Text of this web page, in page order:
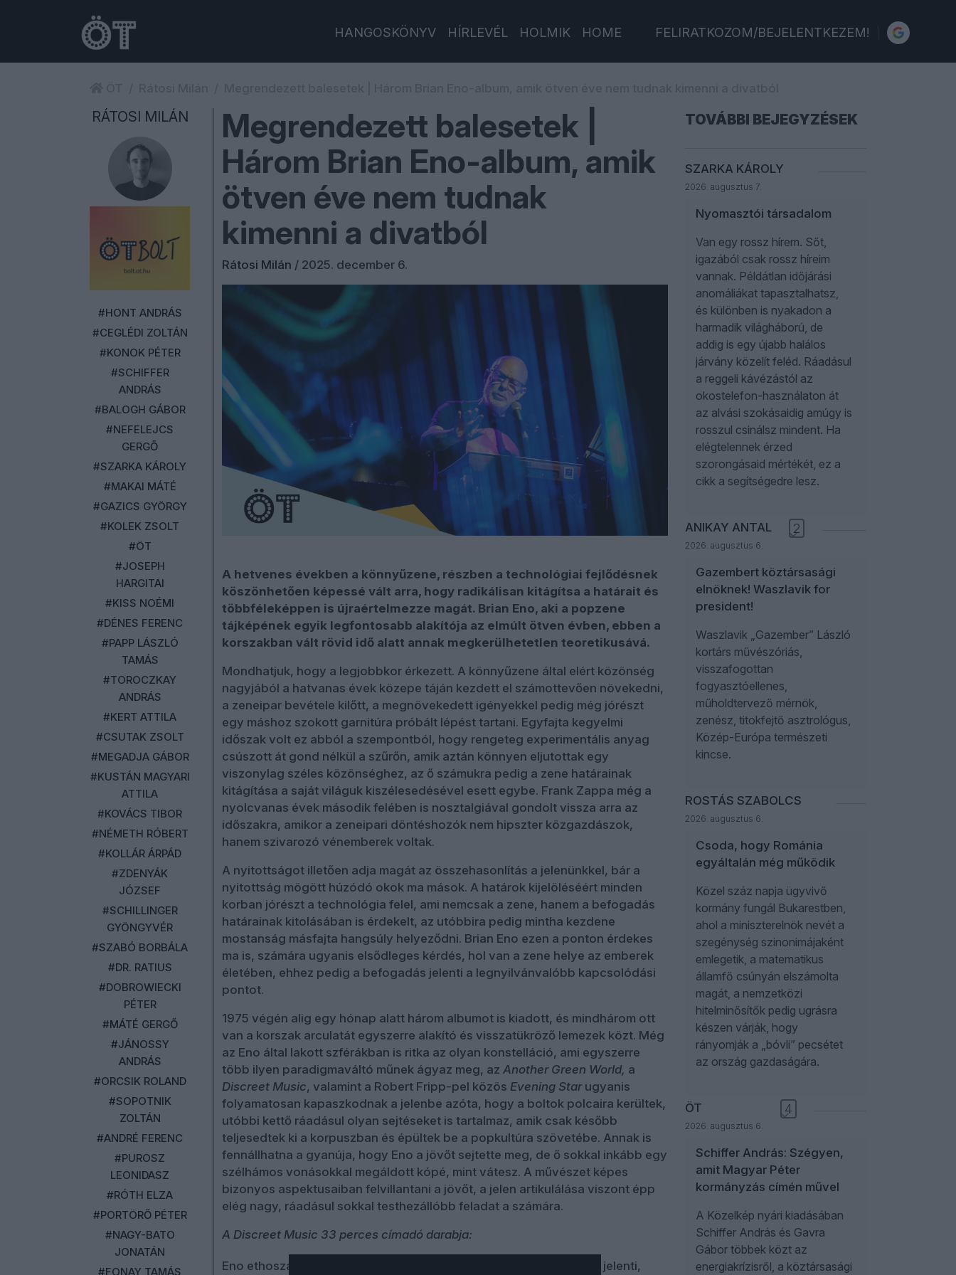
HANGOSKÖNYV HÍRLEVÉL HOLMIK HOME FELIRATKOZOM/BEJELENTKEZEM!
Megrendezett balesetek |
Három Brian Eno-album, amik
ötven éve nem tudnak
kimenni a divatból
Rátosi Milán / 2025. december 6.
A hetvenes években a könnyűzene, részben a technológiai fejlődésnek
köszönhetően képessé vált arra, hogy radikálisan kitágítsa a határait és
többféleképpen is újraértelmezze magát. Brian Eno, aki a popzene
tájképének egyik legfontosabb alakítója az elmúlt ötven évben, ebben a
korszakban vált rövid idő alatt annak megkerülhetetlen teoretikusává.
Mondhatjuk, hogy a legjobbkor érkezett. A könnyűzene által elért közönség
nagyjából a hatvanas évek közepe táján kezdett el számottevően növekedni,
a zeneipar bevétele kilőtt, a megnövekedett igényekkel pedig még jórészt
egy máshoz szokott garnitúra próbált lépést tartani. Egyfajta kegyelmi
időszak volt ez abból a szempontból, hogy rengeteg experimentális anyag
csúszott át gond nélkül a szűrőn, amik aztán könnyen eljutottak egy
viszonylag széles közönséghez, az ő számukra pedig a zene határainak
kitágítása a saját világuk kiszélesedésével esett egybe. Frank Zappa még a
nyolcvanas évek második felében is nosztalgiával gondolt vissza arra az
időszakra, amikor a zeneipari döntéshozók nem hipszter közgazdászok,
hanem szivarozó vénemberek voltak.
A nyitottságot illetően adja magát az összehasonlítás a jelenünkkel, bár a
nyitottság mögött húzódó okok ma mások. A határok kijelöléséért minden
korban jórészt a technológia felel, ami nemcsak a zene, hanem a befogadás
határainak kitolásában is érdekelt, az utóbbira pedig mintha kezdene
mostanság másfajta hangsúly helyeződni. Brian Eno ezen a ponton érdekes
ma is, számára ugyanis elsődleges kérdés, hol van a zene helye az emberek
életében, ehhez pedig a befogadás jelenti a legnyilvánvalóbb kapcsolódási
pontot.
1975 végén alig egy hónap alatt három albumot is kiadott, és mindhárom ott
van a korszak arculatát egyszerre alakító és visszatükröző lemezek közt. Még
az Eno által lakott szférákban is ritka az olyan konstelláció, ami egyszerre
több ilyen paradigmaváltó műnek ágyaz meg, az Another Green World, a
Discreet Music, valamint a Robert Fripp-pel közös Evening Starugyanis
folyamatosan kapaszkodnak a jelenbe azóta, hogy a boltok polcaira kerültek,
utóbbi kettő ráadásul olyan sejtéseket is tartalmaz, amik csak később
teljesedtek ki a korpuszban és épültek be a popkultúra szövetébe. Annak is
fennállhatna a gyanúja, hogy Eno a jövőt sejtette meg, de ő sokkal inkább egy
szélhámos vonásokkal megáldott kópé, mint vátesz. A művészet képes
bizonyos aspektusaiban felvillantani a jövőt, a jelen artikulálása viszont épp
elég nagy, ráadásul sokkal testhezállóbb feladat a számára.
A Discreet Music 33 perces címadó darabja:
Eno ethoszának legfontosabb forrását a londoni avantgárd közeg jelenti,
RÁTOSI MILÁN
#HONT ANDRÁS
#CEGLÉDI ZOLTÁN
#KONOK PÉTER
#SCHIFFER
ANDRÁS
#BALOGH GÁBOR
#NEFELEJCS
GERGŐ
#SZARKA KÁROLY
#MAKAI MÁTÉ
#GAZICS GYÖRGY
#KOLEK ZSOLT
#ÖT
#JOSEPH
HARGITAI
#KISS NOÉMI
#DÉNES FERENC
#PAPP LÁSZLÓ
TAMÁS
#TOROCZKAY
ANDRÁS
#KERT ATTILA
#CSUTAK ZSOLT
#MEGADJA GÁBOR
#KUSTÁN MAGYARI
ATTILA
#KOVÁCS TIBOR
#NÉMETH RÓBERT
#KOLLÁR ÁRPÁD
#ZDENYÁK
JÓZSEF
#SCHILLINGER
GYÖNGYVÉR
#SZABÓ BORBÁLA
#DR. RATIUS
#DOBROWIECKI
PÉTER
#MÁTÉ GERGŐ
#JÁNOSSY
ANDRÁS
#ORCSIK ROLAND
#SOPOTNIK
ZOLTÁN
#ANDRÉ FERENC
#PUROSZ
LEONIDASZ
#RÓTH ELZA
#PORTÖRŐ PÉTER
#NAGY-BATO
JONATÁN
#FONAY TAMÁS
TOVÁBBI BEJEGYZÉSEK
SZARKA KÁROLY
2026. augusztus 7.
Nyomasztói társadalom
Van egy rossz hírem. Sőt,
igazából csak rossz híreim
vannak. Példátlan időjárási
anomáliákat tapasztalhatsz,
és különben is nyakadon a
harmadik világháború, de
addig is egy újabb halálos
járvány közelít feléd. Ráadásul
a reggeli kávézástól az
okostelefon-használaton át
az alvási szokásaidig amúgy is
rosszul csinálsz mindent. Ha
elégtelennek érzed
szorongásaid mértékét, ez a
cikk a segítségedre lesz.
ANIKAY ANTAL
2026. augusztus 6.
2
Gazembert köztársasági
elnöknek! Waszlavik for
president!
Waszlavik „Gazember” László
kortárs művészóriás,
visszafogottan
fogyasztóellenes,
műholdtervező mérnök,
zenész, titokfejtő asztrológus,
Közép-Európa természeti
kincse.
ROSTÁS SZABOLCS
2026. augusztus 6.
Csoda, hogy Románia
egyáltalán még működik
Közel száz napja ügyvivő
kormány fungál Bukarestben,
ahol a miniszterelnök nevét a
szegénység szinonimájaként
emlegetik, a matematikus
államfő csúnyán elszámolta
magát, a nemzetközi
hitelminősítők pedig ugrásra
készen várják, hogy
rányomják a „bóvli” pecsétet
az ország gazdaságára.
ÖT
2026. augusztus 6.
4
Schiffer András: Szégyen,
amit Magyar Péter
kormányzás címén művel
A Közelkép nyári kiadásában
Schiffer András és Gavra
Gábor többek közt az
energiakrízisről, a köztársasági